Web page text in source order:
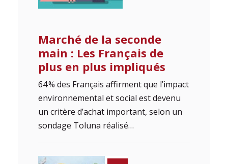
Marché de la seconde
main : Les Français de
plus en plus impliqués
64 % des Français affirment que l’impact
environnemental et social est devenu
un critère d’achat important, selon un
sondage Toluna réalisé…